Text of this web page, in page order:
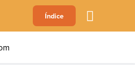
B C F
Índice